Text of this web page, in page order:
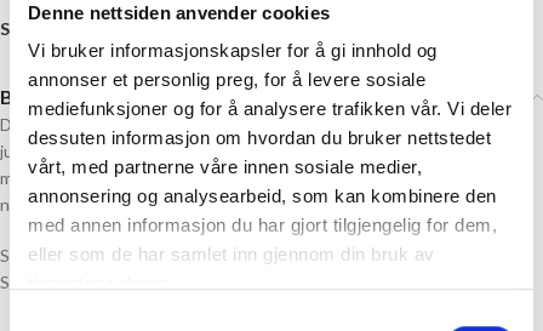
Denne nettsiden anvender cookies
Vi bruker informasjonskapsler for å gi innhold og
annonser et personlig preg, for å levere sosiale
mediefunksjoner og for å analysere trafikken vår. Vi deler
dessuten informasjon om hvordan du bruker nettstedet
vårt, med partnerne våre innen sosiale medier,
annonsering og analysearbeid, som kan kombinere den
med annen informasjon du har gjort tilgjengelig for dem,
eller som de har samlet inn gjennom din bruk av
Share:
Beskrivelse
Dekorative og søte Mummi kakebokser med vinter og
julemotiv.Boksene er fine til knekkebrød, kaker, småsaker – eller hva du
måtte ønske. Fine hjemme og supre til å gi bort i gave. Med eller uten
noe i. Håndvask og grundig tørking anbefales.
Størrelse:
Stor: 22 x 22 x 10 cm